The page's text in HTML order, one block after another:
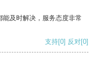
及时解决，服务态度非常
支持[0] 反对[0]